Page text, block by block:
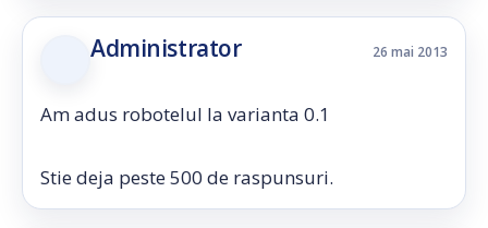
Administrator 26 mai 2013
Am adus robotelul la varianta 0.1
Stie deja peste 500 de raspunsuri.